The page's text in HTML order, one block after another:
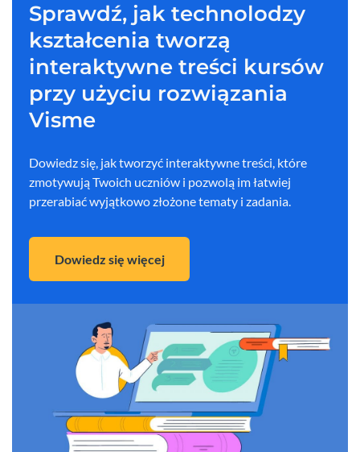
Sprawdź, jak technolodzy
kształcenia tworzą
interaktywne treści kursów
przy użyciu rozwiązania
Visme
Dowiedz się, jak tworzyć interaktywne treści, które
zmotywują Twoich uczniów i pozwolą im łatwiej
przerabiać wyjątkowo złożone tematy i zadania.
Dowiedz się więcej